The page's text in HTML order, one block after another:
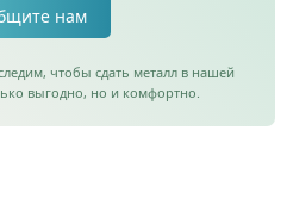
нам
чтобы сдать металл в нашей
выгодно, но и комфортно.